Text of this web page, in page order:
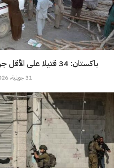
باكستان: 34 قتيلا على الأقل جراء انفجار في منجم فحم
31 جويلية، 2026